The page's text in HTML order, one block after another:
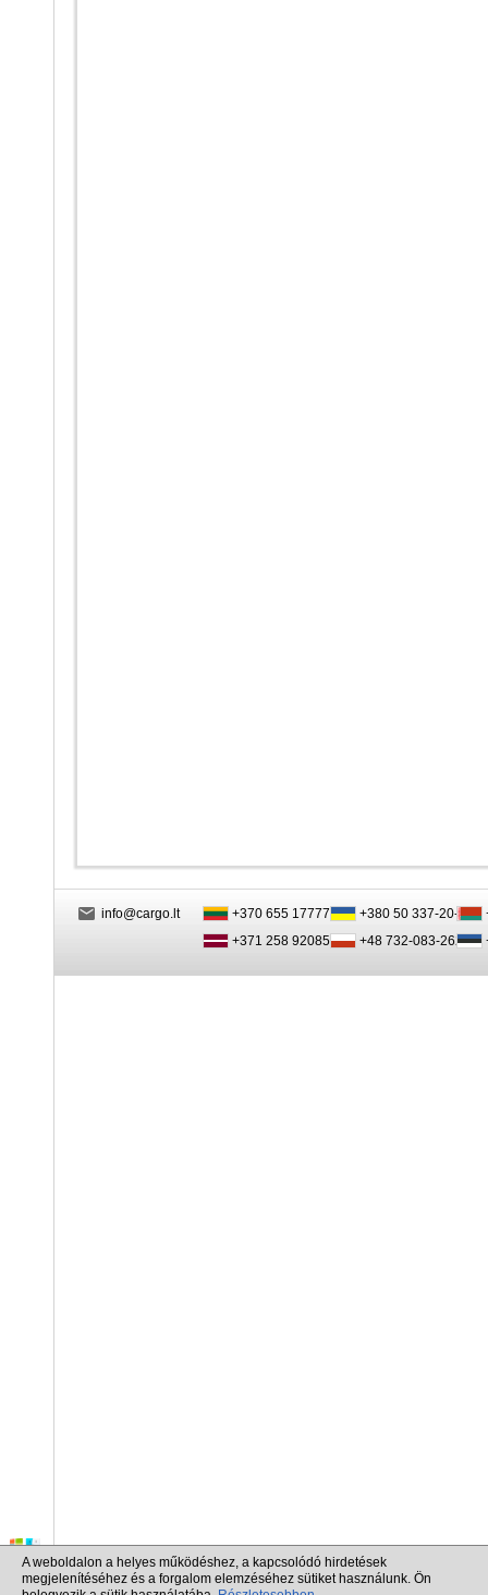
info@cargo.lt
+370 655 17777
+371 258 92085
+380 50 337-20-47
+48 732-083-262
A weboldalon a helyes működéshez, a kapcsolódó hirdetések
megjelenítéséhez és a forgalom elemzéséhez sütiket használunk. Ön